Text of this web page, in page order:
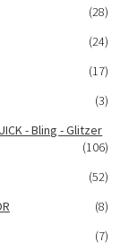
(28)
(24)
(17)
(3)
- Bling - Glitzer
(106)
(52)
(8)
(7)